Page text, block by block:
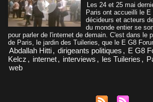
Les 24 et 25 mai
Paris ont accueilli le E
décideurs et acteurs
du monde entier se
pour parler de l'internet de demain. C'est dans le
de Paris, le jardin des Tuileries, que le E G8
Abdallah Hitti, dirigeants politiques , E G8
Kelcz , internet, interviews , les Tuileries ,
web